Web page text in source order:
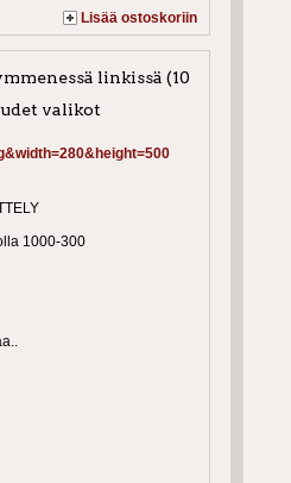
Lisää ostoskoriin
linkissä (10
valikot
1000-300